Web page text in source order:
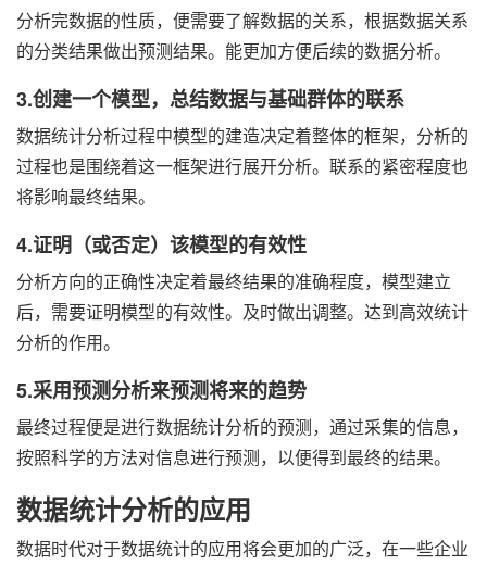
分析完数据的性质，便需要了解数据的关系，根据数据关系
的分类结果做出预测结果。能更加方便后续的数据分析。
3.创建一个模型，总结数据与基础群体的联系
数据统计分析过程中模型的建造决定着整体的框架，分析的
过程也是围绕着这一框架进行展开分析。联系的紧密程度也
将影响最终结果。
4.证明（或否定）该模型的有效性
分析方向的正确性决定着最终结果的准确程度，模型建立
后，需要证明模型的有效性。及时做出调整。达到高效统计
分析的作用。
5.采用预测分析来预测将来的趋势
最终过程便是进行数据统计分析的预测，通过采集的信息，
按照科学的方法对信息进行预测，以便得到最终的结果。
数据统计分析的应用
数据时代对于数据统计的应用将会更加的广泛，在一些企业